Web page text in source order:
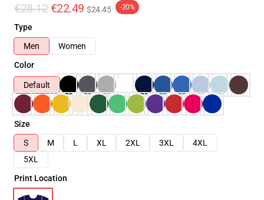
€28.12 €22.49 $24.45 -20%
Type
Men
Women
Color
Default
Size
S
M L XL 2XL 3XL
4XL
5XL
Print Location